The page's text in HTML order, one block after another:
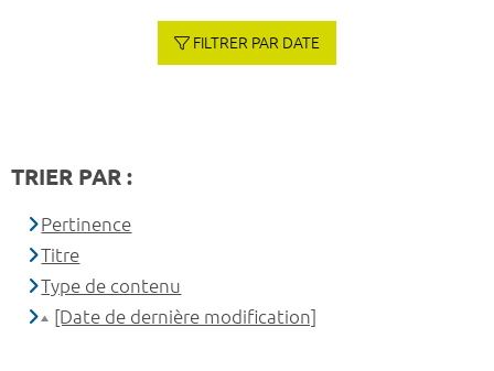
FILTRER PAR DATE
TRIER PAR :
Pertinence
Titre
Type de contenu
[Date de dernière modification]